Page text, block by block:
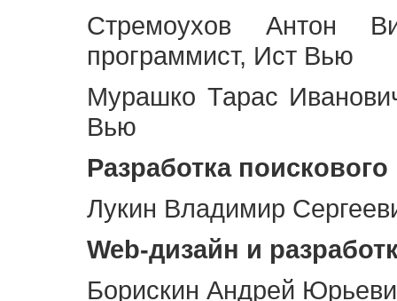
Стремоухов Антон
программист, Ист Вью
Мурашко Тарас
Вью
Разработка
Лукин Владимир
Web-дизайн и
Борискин Андрей